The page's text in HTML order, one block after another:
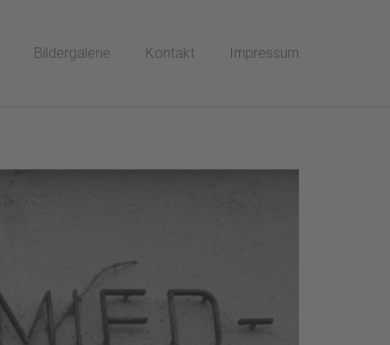
Bildergalerie Kontakt Impressum